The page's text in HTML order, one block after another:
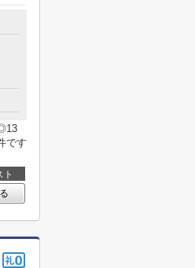
です
ト